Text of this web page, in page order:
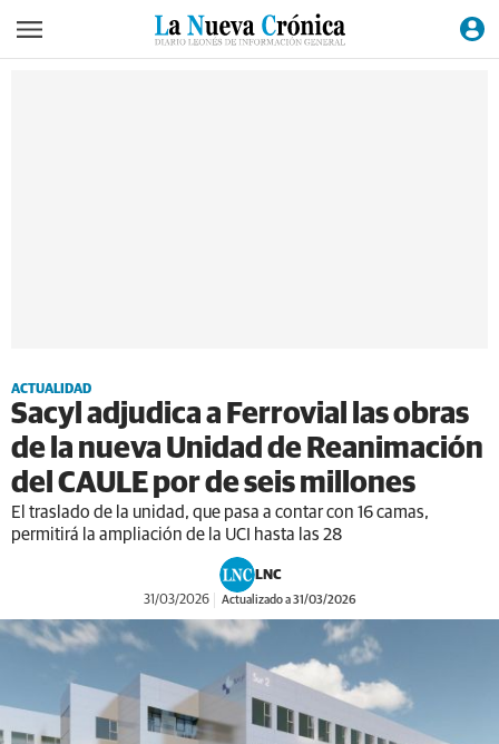
ACTUALIDAD
Sacyl adjudica a Ferrovial las obras
de la nueva Unidad de Reanimación
del CAULE por de seis millones
El traslado de la unidad, que pasa a contar con 16 camas,
permitirá la ampliación de la UCI hasta las 28
LNC
31/03/2026 Actualizado a 31/03/2026